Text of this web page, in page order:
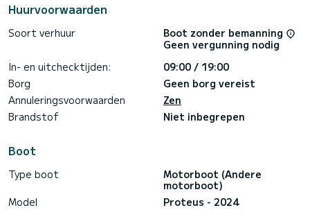
Huurvoorwaarden
Soort verhuur
Boot zonder bemanning
Geen vergunning nodig
In- en uitchecktijden:
09:00 / 19:00
Borg
Geen borg vereist
Annuleringsvoorwaarden
Zen
Brandstof
Niet inbegrepen
Boot
Type boot
Motorboot (Andere
motorboot)
Model
Proteus - 2024